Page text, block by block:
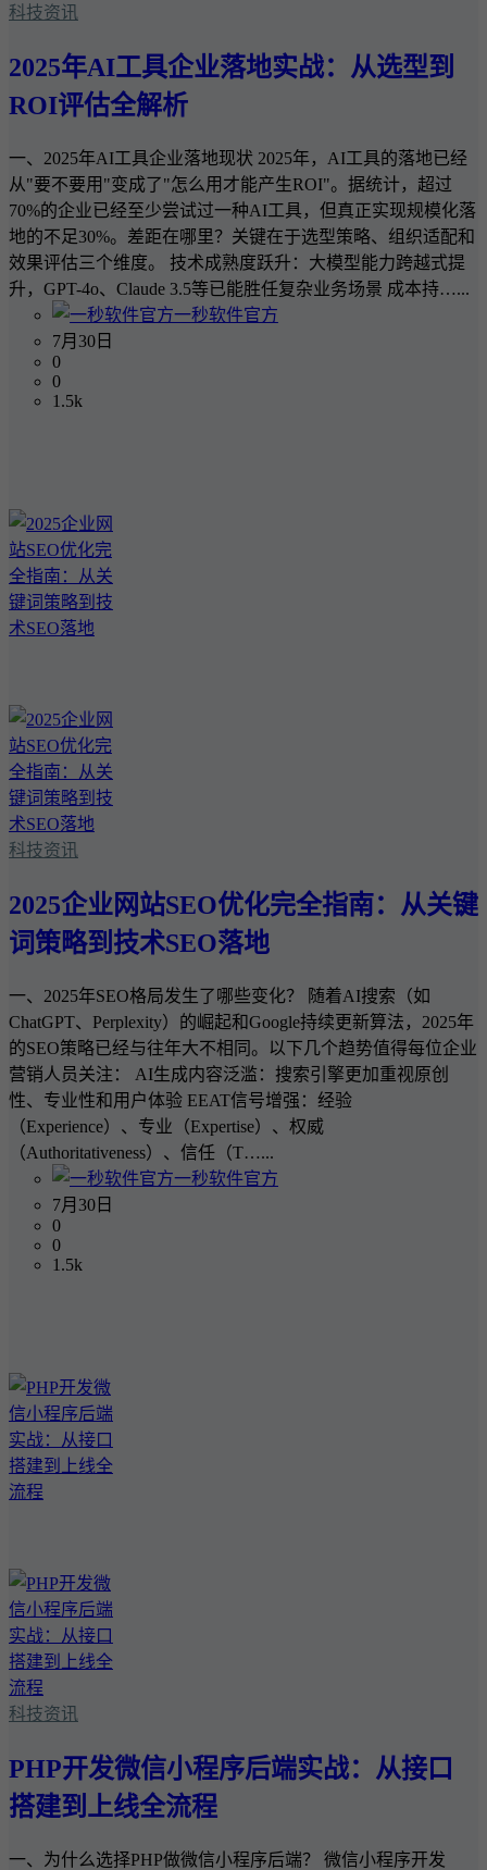
科技资讯
2025年AI工具企业落地实战：从选型到
ROI评估全解析
一、2025年AI工具企业落地现状 2025年，AI工具的落地已经
从"要不要用"变成了"怎么用才能产生ROI"。据统计，超过
70%的企业已经至少尝试过一种AI工具，但真正实现规模化落
地的不足30%。差距在哪里？关键在于选型策略、组织适配和
效果评估三个维度。 技术成熟度跃升：大模型能力跨越式提
升，GPT-4o、Claude 3.5等已能胜任复杂业务场景 成本持…...
一秒软件官方
7月30日
0
0
1.5k
科技资讯
2025企业网站SEO优化完全指南：从关键
词策略到技术SEO落地
一、2025年SEO格局发生了哪些变化？ 随着AI搜索（如
ChatGPT、Perplexity）的崛起和Google持续更新算法，2025年
的SEO策略已经与往年大不相同。以下几个趋势值得每位企业
营销人员关注： AI生成内容泛滥：搜索引擎更加重视原创
性、专业性和用户体验 EEAT信号增强：经验
（Experience）、专业（Expertise）、权威
（Authoritativeness）、信任（T…...
一秒软件官方
7月30日
0
0
1.5k
科技资讯
PHP开发微信小程序后端实战：从接口
搭建到上线全流程
一、为什么选择PHP做微信小程序后端？ 微信小程序开发